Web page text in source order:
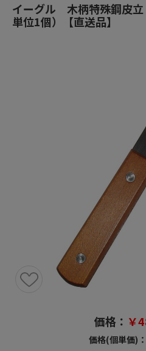
イーグル 木柄特殊鋼皮
単位1個）【直送品】
価格： ￥
価格(個単価)：